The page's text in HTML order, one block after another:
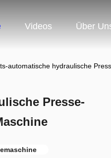
Videos Über
automatische hydraulische
Presse-